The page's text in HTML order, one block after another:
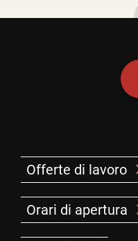
Offerte di lavoro
Orari di apertura